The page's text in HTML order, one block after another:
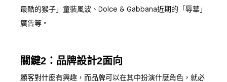
最酷的猴子」童裝風波、Dolce & Gabbana近期的「辱華」
廣告等。
關鍵2：品牌設計2面向
顧客對什麼有興趣，而品牌可以在其中扮演什麼角色，就必